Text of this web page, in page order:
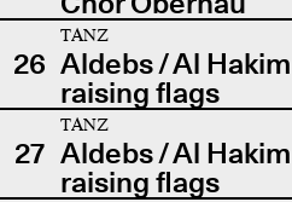
26
TANZ
Aldebs / Al
raising flags
27
TANZ
Aldebs / Al
raising flags